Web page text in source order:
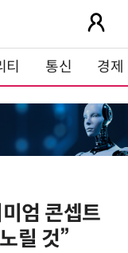
티 통신 경제
엄 콘셉트
릴 것”